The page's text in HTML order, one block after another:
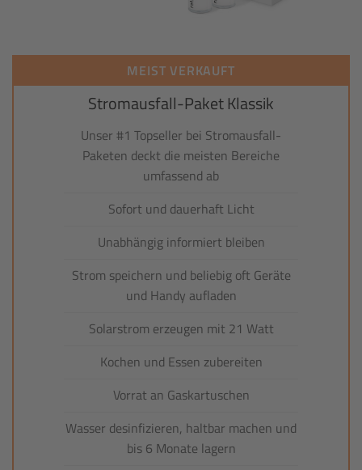
MEIST VERKAUFT
Stromausfall-Paket Klassik
Unser #1 Topseller bei Stromausfall-
Paketen deckt die meisten Bereiche
umfassend ab
Sofort und dauerhaft Licht
Unabhängig informiert bleiben
Strom speichern und beliebig oft Geräte
und Handy aufladen
Solarstrom erzeugen mit 21 Watt
Kochen und Essen zubereiten
Vorrat an Gaskartuschen
Wasser desinfizieren, haltbar machen und
bis 6 Monate lagern